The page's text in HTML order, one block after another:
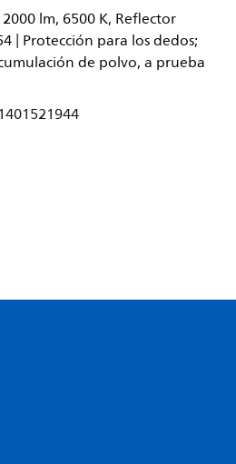
lm, 6500 K, Reflector
| Protección para los dedos;
de polvo, a prueba